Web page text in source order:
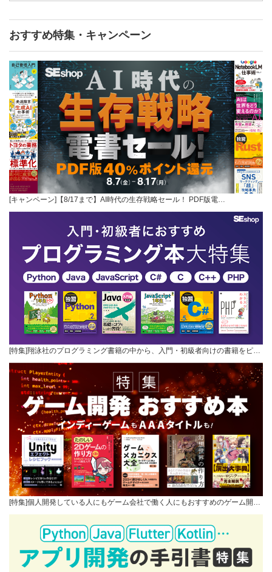
おすすめ特集・キャンペーン
[キャンペーン]【8/17まで】AI時代の生存戦略セール！ PDF版電…
[特集]翔泳社のプログラミング書籍の中から、入門・初級者向けの書籍をピ…
[特集]個人開発している人にもゲーム会社で働く人にもおすすめのゲーム開…